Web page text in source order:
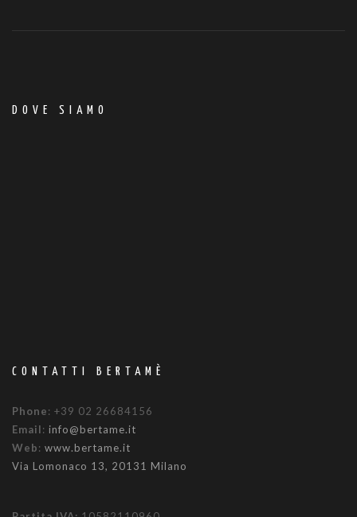
DOVE SIAMO
CONTATTI BERTAMÈ
Phone: +39 02 26684156
Email: info@bertame.it
Web: www.bertame.it
Via Lomonaco 13, 20131 Milano